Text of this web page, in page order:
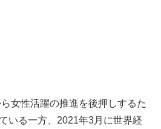
女性活躍の推進を後押しするた
いる一方、2021年3月に世界経